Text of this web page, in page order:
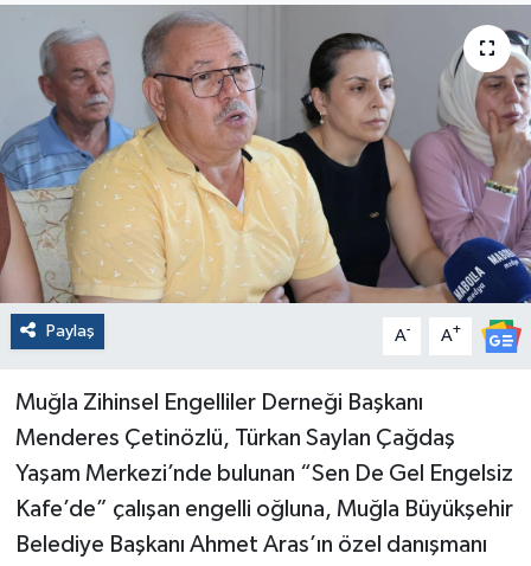
Paylaş A- A+
Muğla Zihinsel Engelliler Derneği Başkanı
Menderes Çetinözlü, Türkan Saylan Çağdaş
Yaşam Merkezi’nde bulunan “Sen De Gel Engelsiz
Kafe’de” çalışan engelli oğluna, Muğla Büyükşehir
Belediye Başkanı Ahmet Aras’ın özel danışmanı